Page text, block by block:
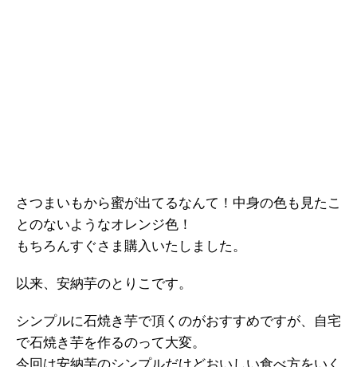
さつまいもから蜜が出てるなんて！中身の色も見たこ
とのないようなオレンジ色！
もちろんすぐさま購入いたしました。
以来、安納芋のとりこです。
シンプルに石焼き芋で頂くのがおすすめですが、自宅
で石焼き芋を作るのって大変。